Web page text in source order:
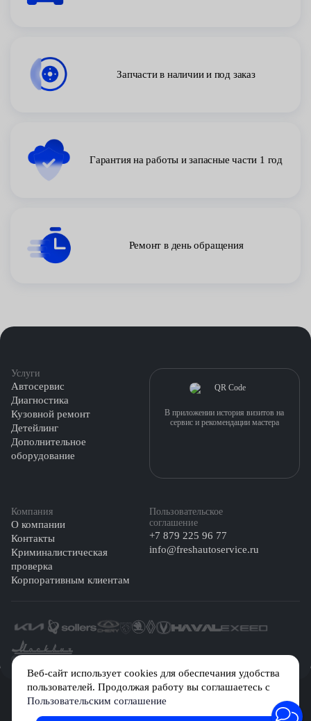
Запчасти в наличии и под заказ
Гарантия на работы и запасные части 1 год
Ремонт в день обращения
Веб-сайт использует cookies для обеспечания удобства
пользователей. Продолжая работу вы соглашаетесь с
Пользовательским соглашение
Услуги
Автосервис
Диагностика
Кузовной ремонт
Детейлинг
Дополнительное
оборудование
Компания
О компании
Контакты
Криминалистическая
проверка
Корпоративным клиентам
Пользовательское
соглашение
+7 879 225 96 77
info@freshautoservice.ru
В приложении история визитов на
сервис и рекомендации мастера
©️ 2026 Fresh Auto
Сетевое издание «Первый автомобильный маркетплейс» зарегистрировано
Решением Федеральной службы по надзору в сфере связи, информационных
технологий и массовых коммуникаций (Роскомнадзор) № Эл № ФС77-84512 от